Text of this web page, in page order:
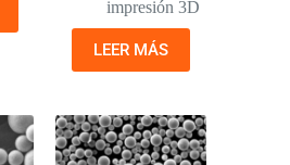
impresión 3D
LEER MÁS